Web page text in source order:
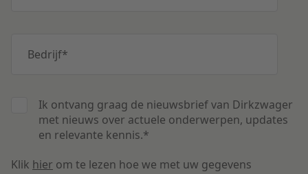
Bedrijf*
Ik ontvang graag de nieuwsbrief van Dirkzwager
met nieuws over actuele onderwerpen, updates
en relevante kennis.*
Klik hier om te lezen hoe we met uw gegevens